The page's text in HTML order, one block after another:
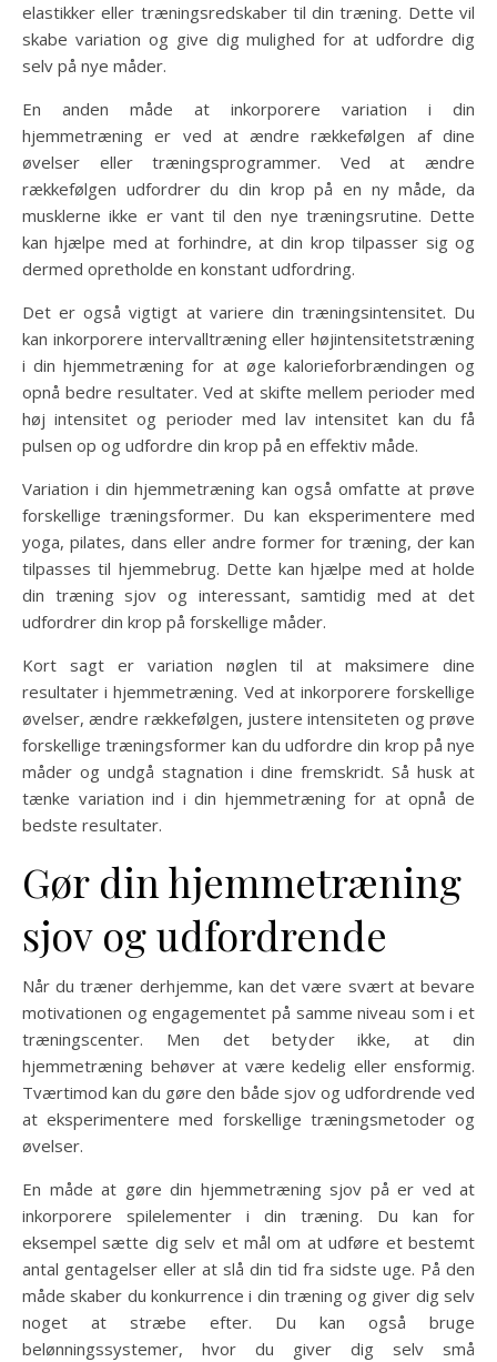
elastikker eller træningsredskaber til din træning. Dette vil
skabe variation og give dig mulighed for at udfordre dig
selv på nye måder.
En anden måde at inkorporere variation i din
hjemmetræning er ved at ændre rækkefølgen af dine
øvelser eller træningsprogrammer. Ved at ændre
rækkefølgen udfordrer du din krop på en ny måde, da
musklerne ikke er vant til den nye træningsrutine. Dette
kan hjælpe med at forhindre, at din krop tilpasser sig og
dermed opretholde en konstant udfordring.
Det er også vigtigt at variere din træningsintensitet. Du
kan inkorporere intervalltræning eller højintensitetstræning
i din hjemmetræning for at øge kalorieforbrændingen og
opnå bedre resultater. Ved at skifte mellem perioder med
høj intensitet og perioder med lav intensitet kan du få
pulsen op og udfordre din krop på en effektiv måde.
Variation i din hjemmetræning kan også omfatte at prøve
forskellige træningsformer. Du kan eksperimentere med
yoga, pilates, dans eller andre former for træning, der kan
tilpasses til hjemmebrug. Dette kan hjælpe med at holde
din træning sjov og interessant, samtidig med at det
udfordrer din krop på forskellige måder.
Kort sagt er variation nøglen til at maksimere dine
resultater i hjemmetræning. Ved at inkorporere forskellige
øvelser, ændre rækkefølgen, justere intensiteten og prøve
forskellige træningsformer kan du udfordre din krop på nye
måder og undgå stagnation i dine fremskridt. Så husk at
tænke variation ind i din hjemmetræning for at opnå de
bedste resultater.
Gør din hjemmetræning
sjov og udfordrende
Når du træner derhjemme, kan det være svært at bevare
motivationen og engagementet på samme niveau som i et
træningscenter. Men det betyder ikke, at din
hjemmetræning behøver at være kedelig eller ensformig.
Tværtimod kan du gøre den både sjov og udfordrende ved
at eksperimentere med forskellige træningsmetoder og
øvelser.
En måde at gøre din hjemmetræning sjov på er ved at
inkorporere spilelementer i din træning. Du kan for
eksempel sætte dig selv et mål om at udføre et bestemt
antal gentagelser eller at slå din tid fra sidste uge. På den
måde skaber du konkurrence i din træning og giver dig selv
noget at stræbe efter. Du kan også bruge
belønningssystemer, hvor du giver dig selv små